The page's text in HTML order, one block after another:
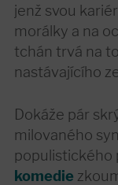
jenž svou
morálky a na
tchán trvá na
nastávajícího
Dokáže pár
milovaného
populistického
komedie